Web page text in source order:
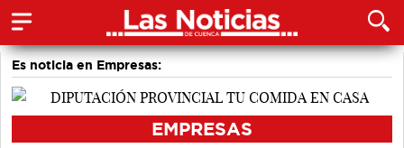
Es noticia en Empresas:
EMPRESAS